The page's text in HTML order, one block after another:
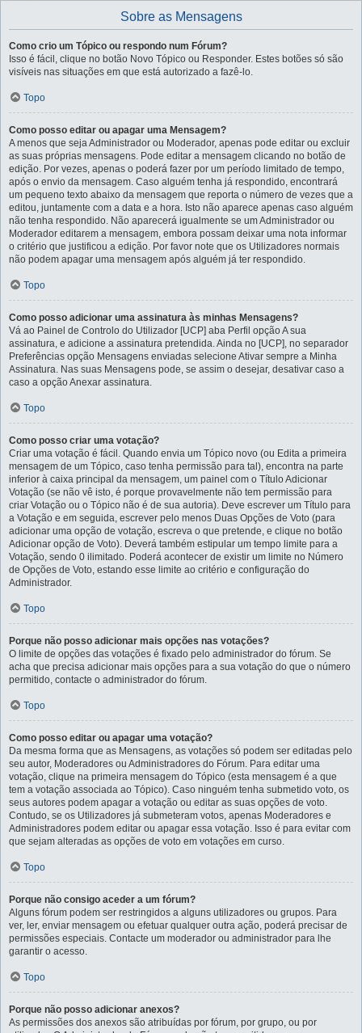
Sobre as Mensagens
Como crio um Tópico ou respondo num Fórum?
Isso é fácil, clique no botão Novo Tópico ou Responder. Estes botões só são
visíveis nas situações em que está autorizado a fazê-lo.
Topo
Como posso editar ou apagar uma Mensagem?
A menos que seja Administrador ou Moderador, apenas pode editar ou excluir
as suas próprias mensagens. Pode editar a mensagem clicando no botão de
edição. Por vezes, apenas o poderá fazer por um período limitado de tempo,
após o envio da mensagem. Caso alguém tenha já respondido, encontrará
um pequeno texto abaixo da mensagem que reporta o número de vezes que a
editou, juntamente com a data e a hora. Isto não aparece apenas caso alguém
não tenha respondido. Não aparecerá igualmente se um Administrador ou
Moderador editarem a mensagem, embora possam deixar uma nota informar
o critério que justificou a edição. Por favor note que os Utilizadores normais
não podem apagar uma mensagem após alguém já ter respondido.
Topo
Como posso adicionar uma assinatura às minhas Mensagens?
Vá ao Painel de Controlo do Utilizador [UCP] aba Perfil opção A sua
assinatura, e adicione a assinatura pretendida. Ainda no [UCP], no separador
Preferências opção Mensagens enviadas selecione Ativar sempre a Minha
Assinatura. Nas suas Mensagens pode, se assim o desejar, desativar caso a
caso a opção Anexar assinatura.
Topo
Como posso criar uma votação?
Criar uma votação é fácil. Quando envia um Tópico novo (ou Edita a primeira
mensagem de um Tópico, caso tenha permissão para tal), encontra na parte
inferior à caixa principal da mensagem, um painel com o Título Adicionar
Votação (se não vê isto, é porque provavelmente não tem permissão para
criar Votação ou o Tópico não é de sua autoria). Deve escrever um Título para
a Votação e em seguida, escrever pelo menos Duas Opções de Voto (para
adicionar uma opção de votação, escreva o que pretende, e clique no botão
Adicionar opção de Voto). Deverá também estipular um tempo limite para a
Votação, sendo 0 ilimitado. Poderá acontecer de existir um limite no Número
de Opções de Voto, estando esse limite ao critério e configuração do
Administrador.
Topo
Porque não posso adicionar mais opções nas votações?
O limite de opções das votações é fixado pelo administrador do fórum. Se
acha que precisa adicionar mais opções para a sua votação do que o número
permitido, contacte o administrador do fórum.
Topo
Como posso editar ou apagar uma votação?
Da mesma forma que as Mensagens, as votações só podem ser editadas pelo
seu autor, Moderadores ou Administradores do Fórum. Para editar uma
votação, clique na primeira mensagem do Tópico (esta mensagem é a que
tem a votação associada ao Tópico). Caso ninguém tenha submetido voto, os
seus autores podem apagar a votação ou editar as suas opções de voto.
Contudo, se os Utilizadores já submeteram votos, apenas Moderadores e
Administradores podem editar ou apagar essa votação. Isso é para evitar com
que sejam alteradas as opções de voto em votações em curso.
Topo
Porque não consigo aceder a um fórum?
Alguns fórum podem ser restringidos a alguns utilizadores ou grupos. Para
ver, ler, enviar mensagem ou efetuar qualquer outra ação, poderá precisar de
permissões especiais. Contacte um moderador ou administrador para lhe
garantir o acesso.
Topo
Porque não posso adicionar anexos?
As permissões dos anexos são atribuídas por fórum, por grupo, ou por